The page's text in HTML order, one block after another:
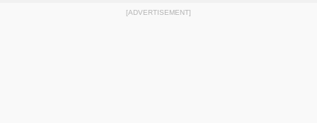
[ADVERTISEMENT]